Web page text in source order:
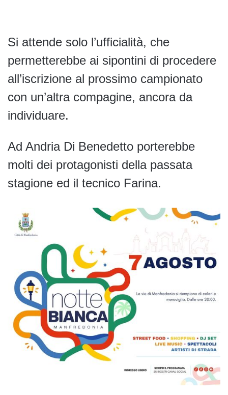
Si attende solo l’ufficialità, che
permetterebbe ai sipontini di procedere
all’iscrizione al prossimo campionato
con un’altra compagine, ancora da
individuare.
Ad Andria Di Benedetto porterebbe
molti dei protagonisti della passata
stagione ed il tecnico Farina.